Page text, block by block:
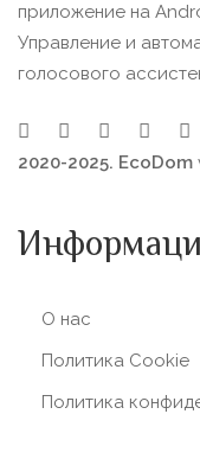
приложение на
Управление и
голосового
2020-2025. EcoDom
О нас
Политика Сookie
Политика